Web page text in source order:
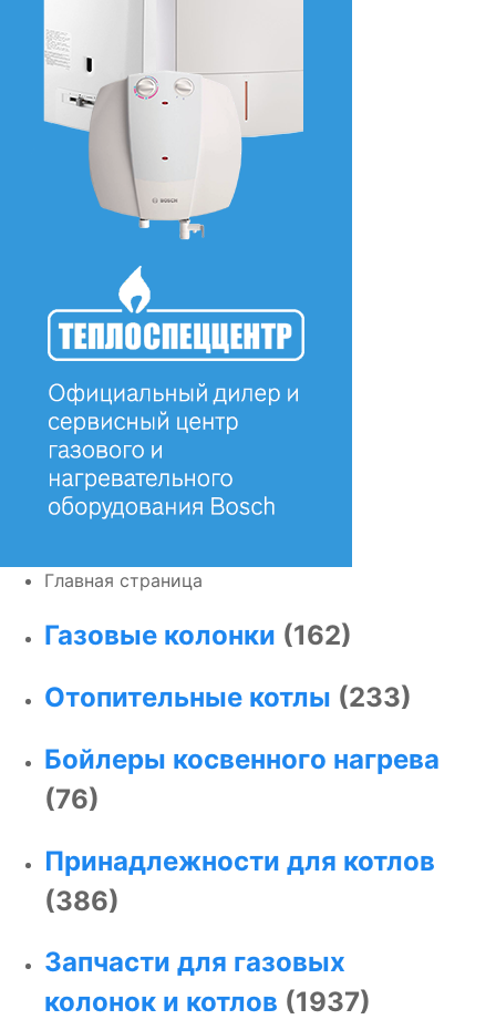
Главная страница
Газовые колонки (162)
Отопительные котлы (233)
Бойлеры косвенного нагрева
(76)
Принадлежности для котлов
(386)
Запчасти для газовых
колонок и котлов (1937)